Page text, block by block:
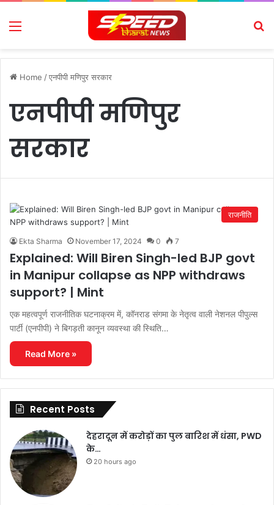
Menu
Home /एनपीपी मणिपुर सरकार
एनपीपी मणिपुर
सरकार
राजनीति
Ekta Sharma November 17, 2024 0 7
Explained: Will Biren Singh-led BJP govt
in Manipur collapse as NPP withdraws
support? | Mint
एक महत्वपूर्ण राजनीतिक घटनाक्रम में, कॉनराड संगमा के नेतृत्व वाली नेशनल पीपुल्स
पार्टी (एनपीपी) ने बिगड़ती कानून व्यवस्था की स्थिति…
Read More »
Recent Posts
देहरादून में करोड़ों का पुल बारिश में धंसा, PWD
के…
20 hours ago